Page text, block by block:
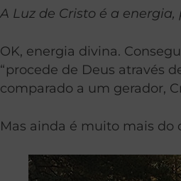
A Luz de Cristo é a
OK, energia divina.
“procede de Deus através
comparado a um gerador,
Mas ainda é muito mais do